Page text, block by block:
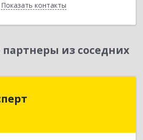
Показать контакты
Назад
из соседних
обл, Обнинск г, Гагарина ул,